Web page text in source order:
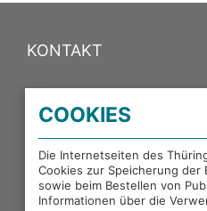
KONTAKT
PORTALE DES
EXTERNE LINKS
COOKIES
Die Internetseiten des
Cookies zur Speicherung
sowie beim Bestellen von
Informationen über die